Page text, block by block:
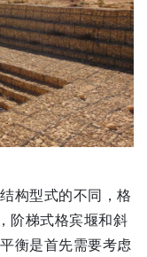
构型式的不同，格
阶梯式格宾堰和斜
衡是首先需要考虑